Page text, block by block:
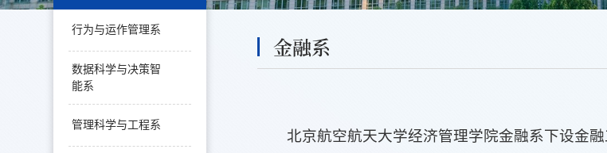
行为与运作管理系
数据科学与决策智
能系
管理科学与工程系
金融系
北京航空航天大学经济管理学院金融系下设金